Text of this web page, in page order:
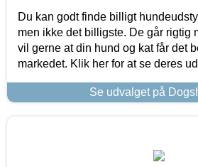
Du kan godt finde billigt
men ikke det billigste. De går rigtig
vil gerne at din hund og kat får det
markedet. Klik her for at se deres
Se udvalget på